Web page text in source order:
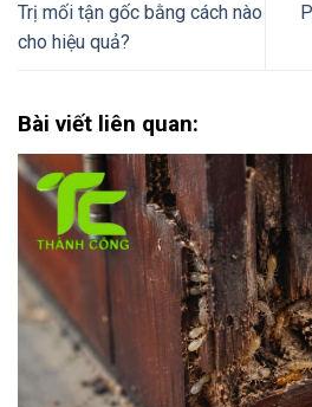
Trị mối tận gốc bằng cách nào
cho hiệu quả?
Bài viết liên quan: